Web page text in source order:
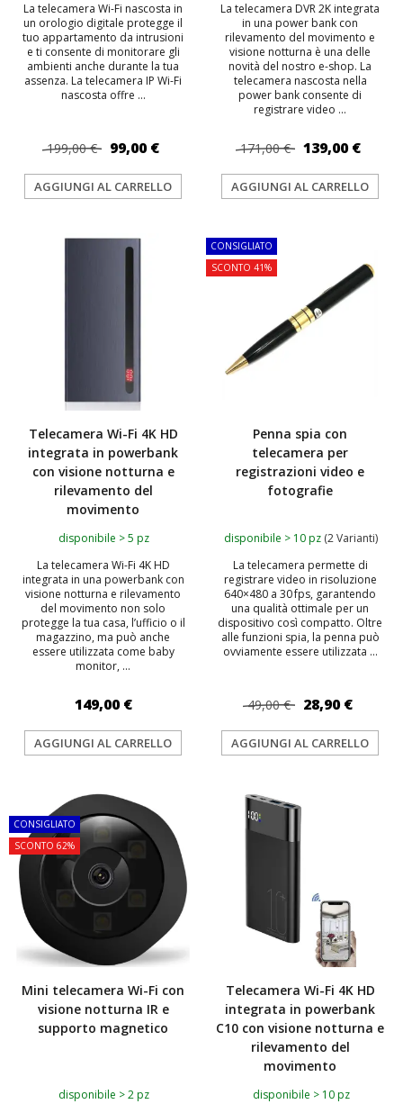
La telecamera Wi-Fi nascosta in
un orologio digitale protegge il
tuo appartamento da intrusioni
e ti consente di monitorare gli
ambienti anche durante la tua
assenza. La telecamera IP Wi-Fi
nascosta offre ...
199,00 € 99,00 €
AGGIUNGI AL CARRELLO
La telecamera DVR 2K integrata
in una power bank con
rilevamento del movimento e
visione notturna è una delle
novità del nostro e-shop. La
telecamera nascosta nella
power bank consente di
registrare video ...
171,00 € 139,00 €
AGGIUNGI AL CARRELLO
Telecamera Wi-Fi 4K HD
integrata in powerbank
con visione notturna e
rilevamento del
movimento
disponibile > 5 pz
La telecamera Wi-Fi 4K HD
integrata in una powerbank con
visione notturna e rilevamento
del movimento non solo
protegge la tua casa, l’ufficio o il
magazzino, ma può anche
essere utilizzata come baby
monitor, ...
149,00 €
AGGIUNGI AL CARRELLO
CONSIGLIATO
SCONTO 41%
Penna spia con
telecamera per
registrazioni video e
fotografie
disponibile > 10 pz (2 Varianti)
La telecamera permette di
registrare video in risoluzione
640×480 a 30 fps, garantendo
una qualità ottimale per un
dispositivo così compatto. Oltre
alle funzioni spia, la penna può
ovviamente essere utilizzata ...
49,00 € 28,90 €
AGGIUNGI AL CARRELLO
CONSIGLIATO
SCONTO 62%
Mini telecamera Wi-Fi con
visione notturna IR e
supporto magnetico
disponibile > 2 pz
Telecamera Wi-Fi 4K HD
integrata in powerbank
C10 con visione notturna e
rilevamento del
movimento
disponibile > 10 pz